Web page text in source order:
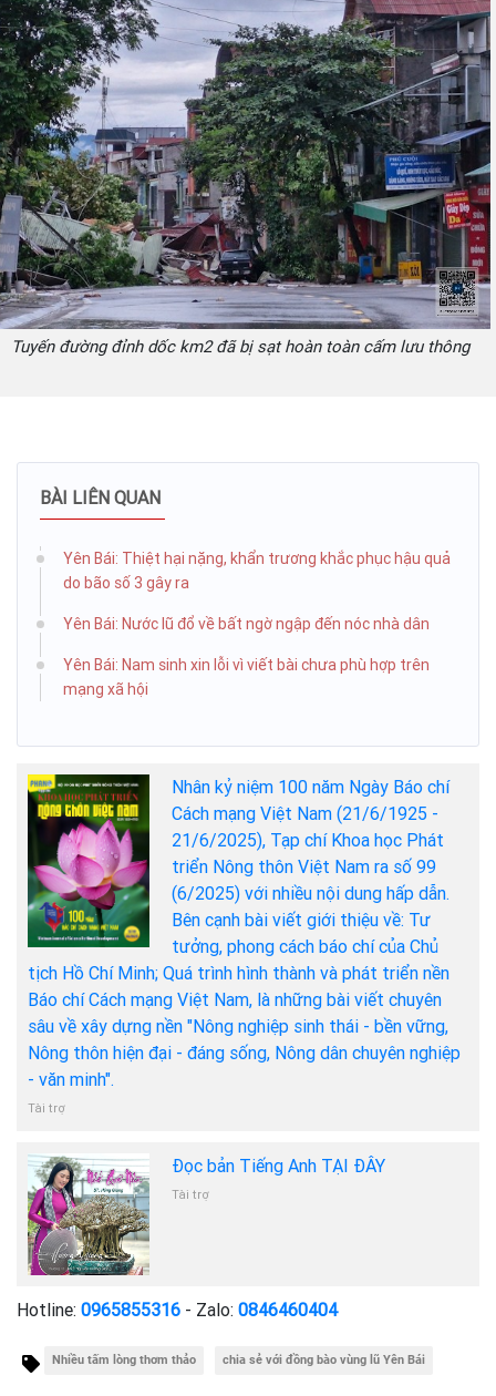
Tuyến đường đỉnh dốc km2 đã bị sạt hoàn toàn cấm lưu thông
BÀI LIÊN QUAN
Yên Bái: Thiệt hại nặng, khẩn trương khắc phục hậu quả
do bão số 3 gây ra
Yên Bái: Nước lũ đổ về bất ngờ ngập đến nóc nhà dân
Yên Bái: Nam sinh xin lỗi vì viết bài chưa phù hợp trên
mạng xã hội
Nhân kỷ niệm 100 năm Ngày Báo chí
Cách mạng Việt Nam (21/6/1925 -
21/6/2025), Tạp chí Khoa học Phát
triển Nông thôn Việt Nam ra số 99
(6/2025) với nhiều nội dung hấp dẫn.
Bên cạnh bài viết giới thiệu về: Tư
tưởng, phong cách báo chí của Chủ
tịch Hồ Chí Minh; Quá trình hình thành và phát triển nền
Báo chí Cách mạng Việt Nam, là những bài viết chuyên
sâu về xây dựng nền "Nông nghiệp sinh thái - bền vững,
Nông thôn hiện đại - đáng sống, Nông dân chuyên nghiệp
- văn minh".
Tài trợ
Đọc bản Tiếng Anh TẠI ĐÂY
Tài trợ
Hotline: 0965855316 - Zalo: 0846460404
Nhiều tấm lòng thơm thảo chia sẻ với đồng bào vùng lũ Yên Bái